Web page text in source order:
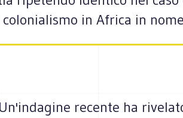
in Africa in
Un'indagine recente ha